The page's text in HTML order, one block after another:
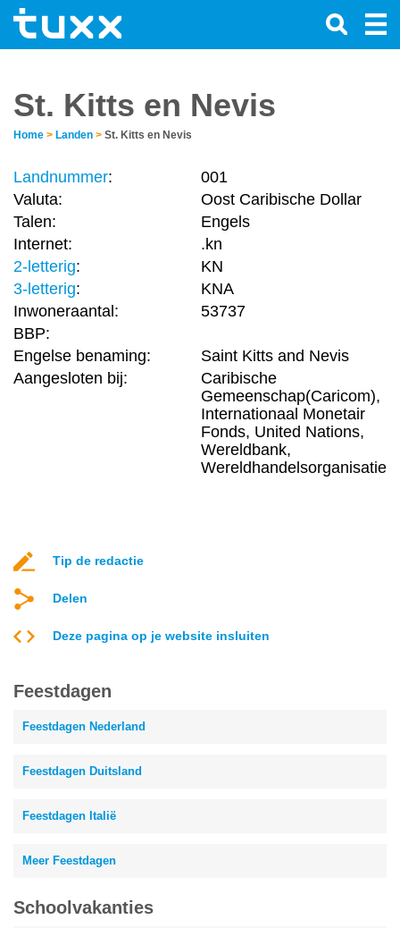
St. Kitts en Nevis
Home > Landen > St. Kitts en Nevis
Landnummer:
001
Valuta:
Oost Caribische Dollar
Talen:
Engels
Internet:
.kn
2-letterig:
KN
3-letterig:
KNA
Inwoneraantal:
53737
BBP:
Engelse benaming:
Saint Kitts and Nevis
Aangesloten bij:
Caribische
Gemeenschap(Caricom),
Internationaal Monetair
Fonds, United Nations,
Wereldbank,
Wereldhandelsorganisatie
Tip de redactie
Delen
Deze pagina op je website insluiten
Feestdagen
Feestdagen Nederland
Feestdagen Duitsland
Feestdagen Italië
Meer Feestdagen
Schoolvakanties